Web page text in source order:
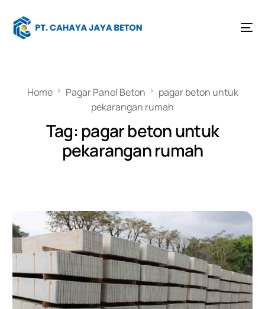
Home Pagar Panel Beton
pagar beton untuk
pekarangan rumah
Tag: pagar beton untuk
pekarangan rumah